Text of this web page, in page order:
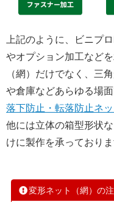
上記のように、ビニプ
やオプション加工など
（網）だけでなく、三
や倉庫などあらゆる場
落下防止・転落防止ネッ
他には立体の箱型形状
けに製作を承っておりま
変形ネット（網）の